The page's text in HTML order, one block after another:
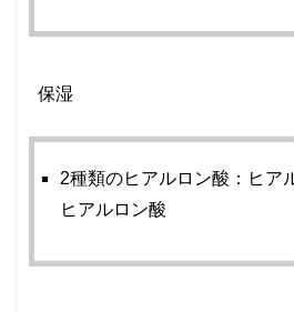
保湿
2種類のヒアルロン酸：ヒア
ヒアルロン酸